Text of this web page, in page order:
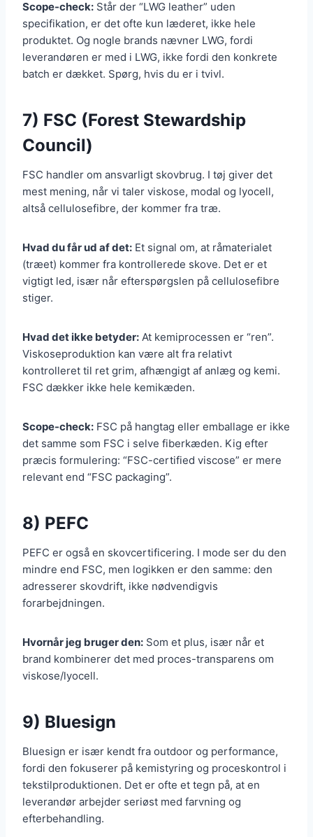
Scope-check: Står der “LWG leather” uden
specifikation, er det ofte kun læderet, ikke hele
produktet. Og nogle brands nævner LWG, fordi
leverandøren er med i LWG, ikke fordi den konkrete
batch er dækket. Spørg, hvis du er i tvivl.
7) FSC (Forest Stewardship
Council)
FSC handler om ansvarligt skovbrug. I tøj giver det
mest mening, når vi taler viskose, modal og lyocell,
altså cellulosefibre, der kommer fra træ.
Hvad du får ud af det: Et signal om, at råmaterialet
(træet) kommer fra kontrollerede skove. Det er et
vigtigt led, især når efterspørgslen på cellulosefibre
stiger.
Hvad det ikke betyder: At kemiprocessen er “ren”.
Viskoseproduktion kan være alt fra relativt
kontrolleret til ret grim, afhængigt af anlæg og kemi.
FSC dækker ikke hele kemikæden.
Scope-check: FSC på hangtag eller emballage er ikke
det samme som FSC i selve fiberkæden. Kig efter
præcis formulering: “FSC-certified viscose” er mere
relevant end “FSC packaging”.
8) PEFC
PEFC er også en skovcertificering. I mode ser du den
mindre end FSC, men logikken er den samme: den
adresserer skovdrift, ikke nødvendigvis
forarbejdningen.
Hvornår jeg bruger den: Som et plus, især når et
brand kombinerer det med proces-transparens om
viskose/lyocell.
9) Bluesign
Bluesign er især kendt fra outdoor og performance,
fordi den fokuserer på kemistyring og proceskontrol i
tekstilproduktionen. Det er ofte et tegn på, at en
leverandør arbejder seriøst med farvning og
efterbehandling.